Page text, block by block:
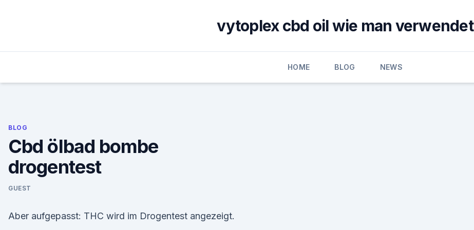
vytoplex cbd oil wie man verwendet
HOME BLOG NEWS
BLOG
Cbd ölbad bombe
drogentest
GUEST
Aber aufgepasst: THC wird im Drogentest angezeigt.